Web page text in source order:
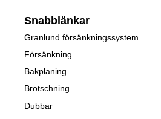
Snabblänkar
Granlund försänkningssystem
Försänkning
Bakplaning
Brotschning
Dubbar